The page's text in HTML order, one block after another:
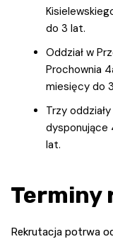
do 3 lat.
Oddział w
Prochownia
miesięcy do
Trzy
dysponujące
lat.
Terminy
Rekrutacja potrwa